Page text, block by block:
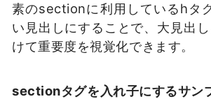
素のsectionに利用しているhタ
い見出しにすることで、大見出
けて重要度を視覚化できます。
sectionタグを入れ子にするサン